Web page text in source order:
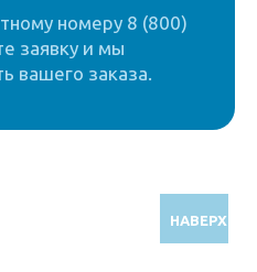
номеру 8 (800)
заявку и мы
вашего заказа.
НАВЕРХ